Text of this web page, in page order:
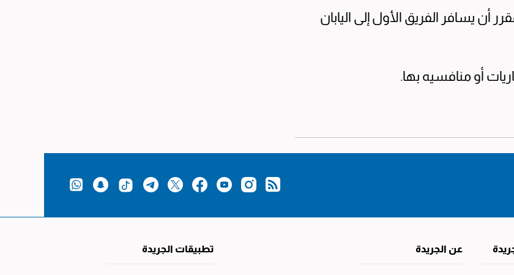
أن يسافر الفريق الأول إلى اليابان
أو منافسيه بها.
عن الجريدة تطبيقات الجريدة